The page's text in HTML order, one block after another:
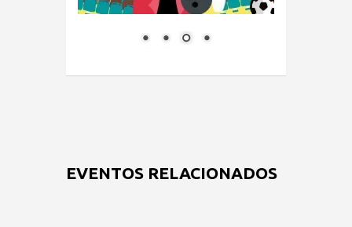
EVENTOS RELACIONADOS